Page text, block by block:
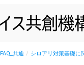
FAQ_共通 / シロアリ対策基礎に